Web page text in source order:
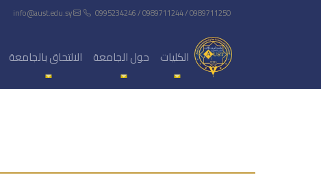
0995234246 / 0989711244 / 0989711250
الكليات حول الجامعة الالتحاق بالجامعة